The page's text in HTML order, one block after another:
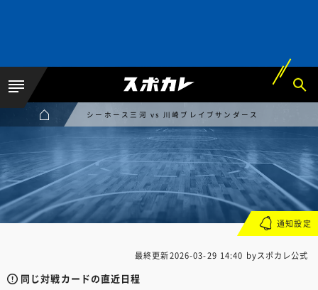
シーホース三河 vs 川崎ブレイブサンダース
最終更新2026-03-29 14:40 byスポカレ公式
同じ対戦カードの直近日程
通知設定